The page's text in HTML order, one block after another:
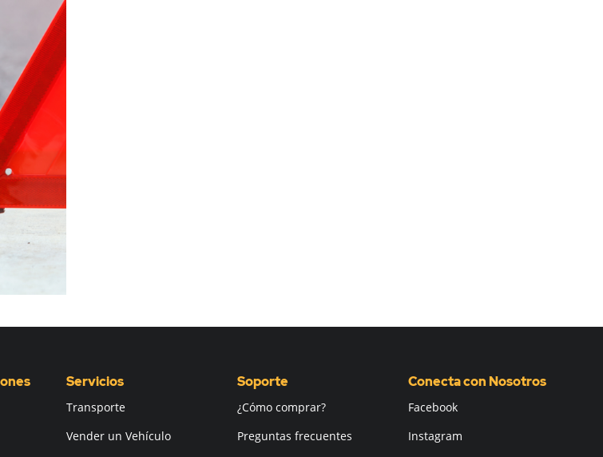
Servicios
Transporte
Vender un Vehículo
Soporte
¿Cómo comprar?
Preguntas frecuentes
Conecta con Nosotros
Facebook
Instagram